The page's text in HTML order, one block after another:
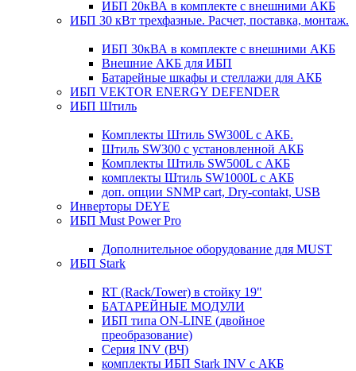
ИБП 20кВА в комплекте с внешними АКБ
ИБП 30 кВт трехфазные. Расчет, поставка, монтаж.
ИБП 30кВА в комплекте с внешними АКБ
Внешние АКБ для ИБП
Батарейные шкафы и стеллажи для АКБ
ИБП VEKTOR ENERGY DEFENDER
ИБП Штиль
Комплекты Штиль SW300L с АКБ.
Штиль SW300 с установленной АКБ
Комплекты Штиль SW500L с АКБ
комплекты Штиль SW1000L с АКБ
доп. опции SNMP cart, Dry-contakt, USB
Инверторы DEYE
ИБП Must Power Pro
Дополнительное оборудование для MUST
ИБП Stark
RT (Rack/Tower) в стойку 19"
БАТАРЕЙНЫЕ МОДУЛИ
ИБП типа ON-LINE (двойное
преобразование)
Серия INV (ВЧ)
комплекты ИБП Stark INV с АКБ